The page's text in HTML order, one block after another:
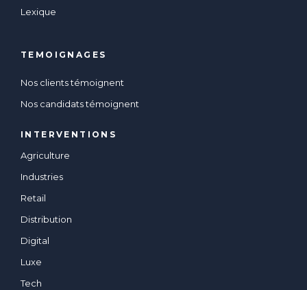
Lexique
TEMOIGNAGES
Nos clients témoignent
Nos candidats témoignent
INTERVENTIONS
Agriculture
Industries
Retail
Distribution
Digital
Luxe
Tech